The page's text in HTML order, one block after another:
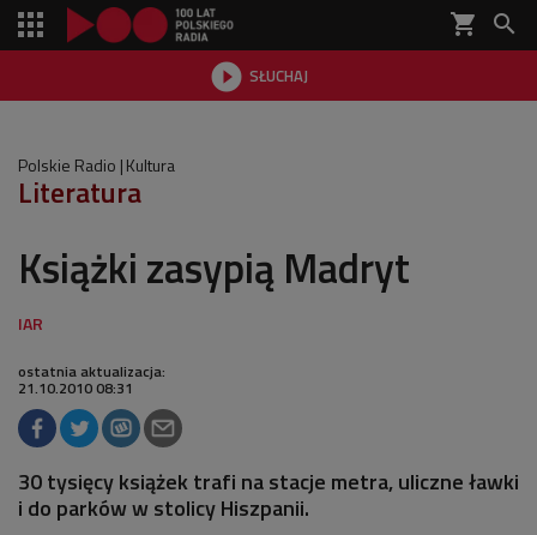
shopping_cart 
 SŁUCHAJ

Polskie Radio Kultura
Literatura
Książki zasypią Madryt
ostatnia aktualizacja:
21.10.2010 08:31
30 tysięcy książek trafi na stacje metra, uliczne ławki
i do parków w stolicy Hiszpanii.